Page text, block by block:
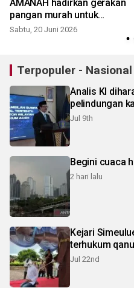
AMANAH hadirkan gerakan
pangan murah untuk
masyarakat Aceh
Sabtu, 20 Juni 2026
Terpopuler - Nasional
Analis KI
pelindungan
Jul 9th
Begini cuaca
2 hari lalu
Kejari
terhukum
Jul 22nd